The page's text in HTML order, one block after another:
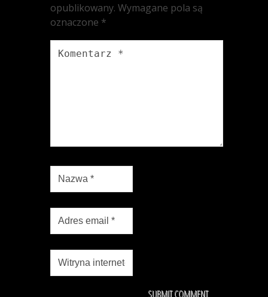
opublikowany. Wymagane pola są
oznaczone *